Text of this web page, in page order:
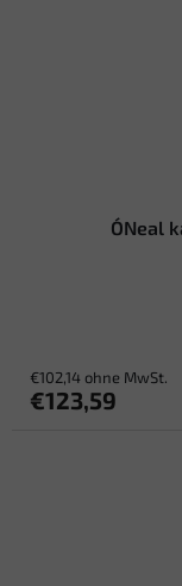
O´Neal
€102,14 ohne MwSt.
€123,59